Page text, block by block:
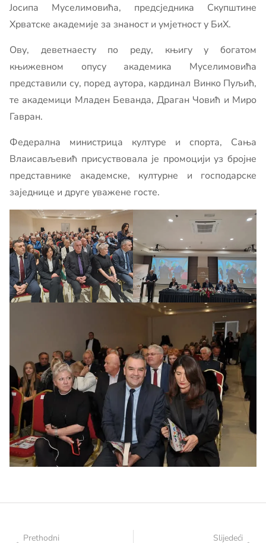
Јосипа Муселимовића, предсједника Скупштине
Хрватске академије за знаност и умјетност у БиХ.
Ову, деветнаесту по реду, књигу у богатом
књижевном опусу академика Муселимовића
представили су, поред аутора, кардинал Винко Пуљић,
те академици Младен Беванда, Драган Човић и Миро
Гавран.
Федерална министрица културе и спорта, Сања
Влаисављевић присуствовала је промоцији уз бројне
представнике академске, културне и господарске
заједнице и друге уважене госте.
Prethodni Slijedeći